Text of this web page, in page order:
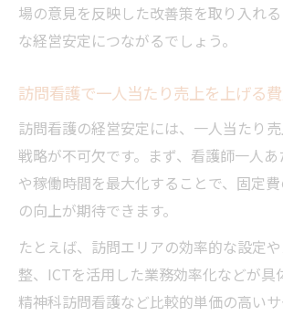
場の意見を反映した改善策を取り入れ
な経営安定につながるでしょう。
訪問看護で一人当たり売上を上げる
訪問看護の経営安定には、一人当たり
戦略が不可欠です。まず、看護師一人
や稼働時間を最大化することで、固定
の向上が期待できます。
たとえば、訪問エリアの効率的な設定
整、ICTを活用した業務効率化などが具
精神科訪問看護など比較的単価の高い